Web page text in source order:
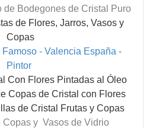
de Bodegones de Cristal Puro
de Flores, Jarros, Vasos y
Copas
Famoso - Valencia España -
Pintor
Con Flores Pintadas al Óleo
Copas de Cristal con Flores
de Cristal Frutas y Copas
Copas y Vasos de Vidrio